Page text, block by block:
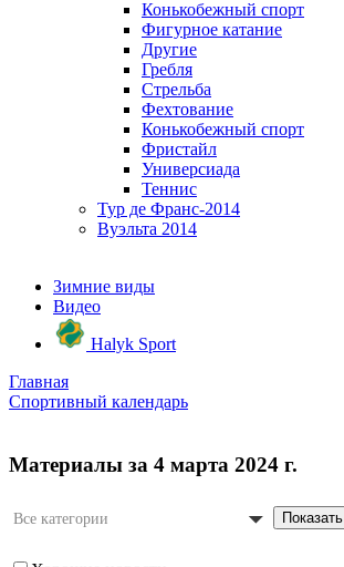
Конькобежный спорт
Фигурное катание
Другие
Гребля
Стрельба
Фехтование
Конькобежный спорт
Фристайл
Универсиада
Теннис
Тур де Франс-2014
Вуэльта 2014
Зимние виды
Видео
Halyk Sport
Главная
Спортивный календарь
Материалы за 4 марта 2024 г.
Все категории Показать